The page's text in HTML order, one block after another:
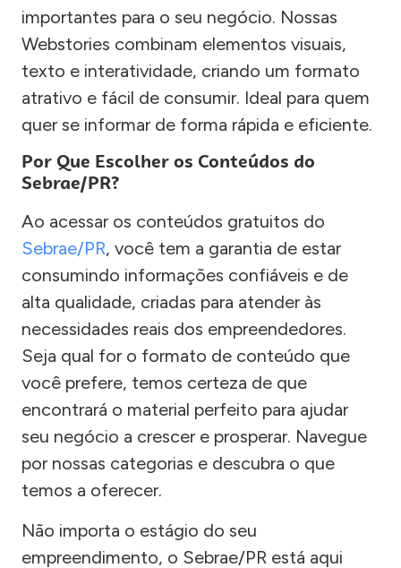
importantes para o seu negócio. Nossas
Webstories combinam elementos visuais,
texto e interatividade, criando um formato
atrativo e fácil de consumir. Ideal para quem
quer se informar de forma rápida e eficiente.
Por Que Escolher os Conteúdos do
Sebrae/PR?
Ao acessar os conteúdos gratuitos do
Sebrae/PR, você tem a garantia de estar
consumindo informações confiáveis e de
alta qualidade, criadas para atender às
necessidades reais dos empreendedores.
Seja qual for o formato de conteúdo que
você prefere, temos certeza de que
encontrará o material perfeito para ajudar
seu negócio a crescer e prosperar. Navegue
por nossas categorias e descubra o que
temos a oferecer.
Não importa o estágio do seu
empreendimento, o Sebrae/PR está aqui